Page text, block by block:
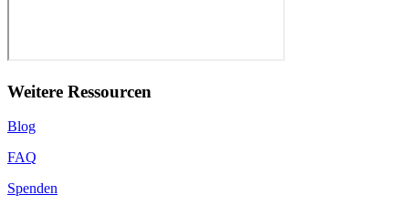
Weitere Ressourcen
Blog
FAQ
Spenden